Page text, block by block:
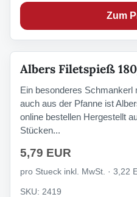
Zum
Albers Filetspieß
Ein besonderes Schmankerl
auch aus der Pfanne ist
online bestellen Hergestellt
Stücken...
5,79 EUR
pro Stueck inkl. MwSt. · 3,22
SKU: 2419